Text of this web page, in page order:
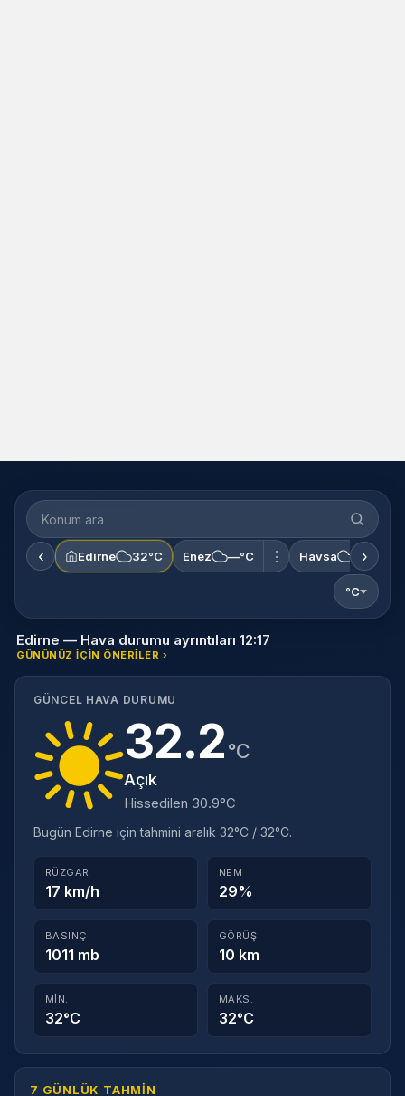
‹ Edirne 32°C Enez —°C ⋮ Havsa —°C
›
°C
Edirne — Hava durumu ayrıntıları 12:17
GÜNÜNÜZ IÇIN ÖNERILER ›
GÜNCEL HAVA DURUMU
32.2°C
Açık
Hissedilen 30.9°C
Bugün Edirne için tahmini aralık 32°C / 32°C.
RÜZGAR
17 km/h
NEM
29%
BASINÇ
1011 mb
GÖRÜŞ
10 km
MIN.
32°C
MAKS.
32°C
7 GÜNLÜK TAHMIN